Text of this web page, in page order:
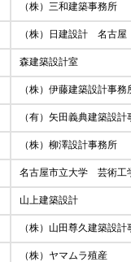
（株）三和建築事務所
（株）日建設計 名古屋
森建築設計室
（株）伊藤建築設計事
（有）矢田義典建築設
（株）柳澤設計事務所
名古屋市立大学 芸術工
山上建築設計
（株）山田尊久建築設
（株）ヤマムラ殖産